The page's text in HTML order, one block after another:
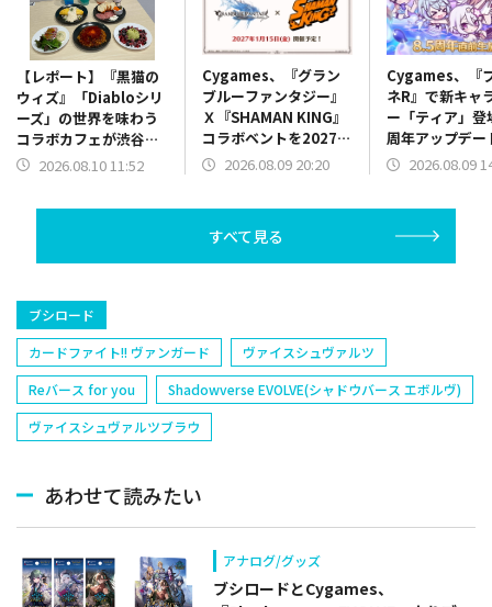
【レポート】『黒猫の
ウィズ』「Diabloシリ
ーズ」の世界を味わう
コラボカフェが渋谷・
ORBcafeで開催 録り
2026.08.10 11:52
Cygames、『グラン
ブルーファンタジー』
Ｘ『SHAMAN KING』
コラボベントを2027年
1月15日に開催決定
2026.08.09 20:20
Cygames、『
ネR』で新キャ
ー「ティア」
周年アップデー
ラボ情報を8.5
2026.08.09
すべて見る
ブシロード
カードファイト!! ヴァンガード
ヴァイスシュヴァルツ
Reバース for you
Shadowverse EVOLVE(シャドウバース エボルヴ)
ヴァイスシュヴァルツブラウ
あわせて読みたい
アナログ/グッズ
ブシロードとCygames、